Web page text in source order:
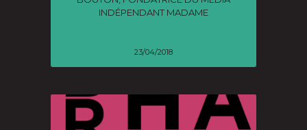
INDÉPENDANT MADAME
23/04/2018